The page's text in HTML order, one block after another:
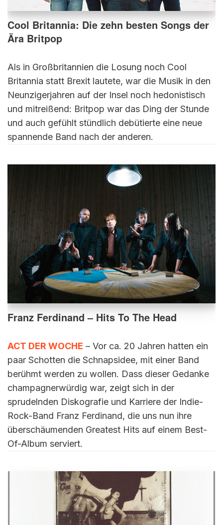
Cool Britannia: Die zehn besten Songs der
Ära Britpop
Als in Großbritannien die Losung noch Cool
Britannia statt Brexit lautete, war die Musik in den
Neunzigerjahren auf der Insel noch hedonistisch
und mitreißend: Britpop war das Ding der Stunde
und auch gefühlt stündlich debütierte eine neue
spannende Band nach der anderen.
Franz Ferdinand – Hits To The Head
ACT DER WOCHE – Vor ca. 20 Jahren hatten ein
paar Schotten die Schnapsidee, mit einer Band
berühmt werden zu wollen. Dass dieser Gedanke
champagnerwürdig war, zeigt sich in der
sprudelnden Diskografie und Karriere der Indie-
Rock-Band Franz Ferdinand, die uns nun ihre
überschäumenden Greatest Hits auf einem Best-
Of-Album serviert.